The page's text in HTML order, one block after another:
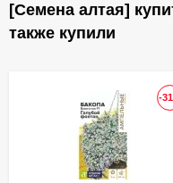
[Семена алтая]
также купили
-